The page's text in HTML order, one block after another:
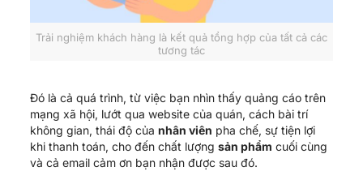
Trải nghiệm khách hàng là kết quả tổng hợp của tất cả các
tương tác
Đó là cả quá trình, từ việc bạn nhìn thấy quảng cáo trên
mạng xã hội, lướt qua website của quán, cách bài trí
không gian, thái độ của nhân viên pha chế, sự tiện lợi
khi thanh toán, cho đến chất lượng sản phẩm cuối cùng
và cả email cảm ơn bạn nhận được sau đó.